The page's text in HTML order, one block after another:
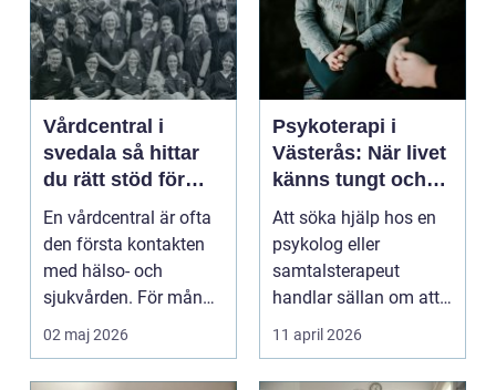
Vårdcentral i
svedala så hittar
du rätt stöd för
hela familjen
En vårdcentral är ofta
den första kontakten
med hälso- och
sjukvården. För många
i Svedala handlar v...
02 maj 2026
Psykoterapi i
Västerås: När livet
känns tungt och
du behöver prata
med någon
Att söka hjälp hos en
psykolog eller
samtalsterapeut
handlar sällan om att
vara svag....
11 april 2026